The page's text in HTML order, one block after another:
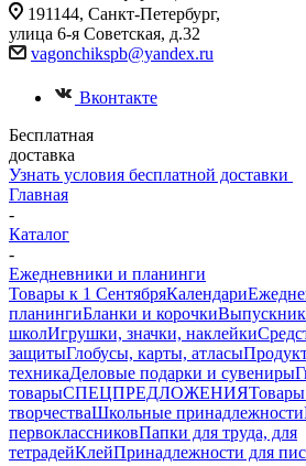
191144, Санкт-Петербург,
улица 6-я Советская, д.32
vagonchikspb@yandex.ru
Вконтакте
Бесплатная
доставка
Узнать условия бесплатной доставки
Главная
-
Каталог
-
Ежедневники и планинги
Товары к 1 СентябряКалендари
планингиБланки и корочки
школИгрушки, значки, наклейки
защитыГлобусы, карты, атласы
техникаДеловые подарки и сувениры
товарыСПЕЦПРЕДЛОЖЕНИЯТовары
творчестваШкольные принадлежности
первоклассниковПапки для труда, для
тетрадейКлейПринадлежности для